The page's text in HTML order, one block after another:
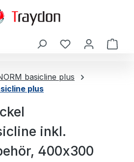
basicline plus
plus
inkl.
400x300